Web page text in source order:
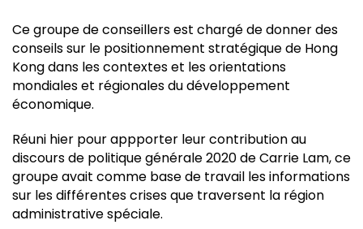
Ce groupe de conseillers est chargé de donner des
conseils sur le positionnement stratégique de Hong
Kong dans les contextes et les orientations
mondiales et régionales du développement
économique.
Réuni hier pour appporter leur contribution au
discours de politique générale 2020 de Carrie Lam, ce
groupe avait comme base de travail les informations
sur les différentes crises que traversent la région
administrative spéciale.